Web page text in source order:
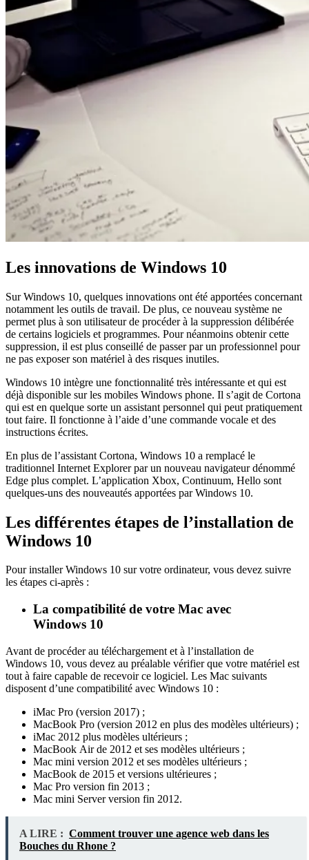
Les innovations de Windows 10
Sur Windows 10, quelques innovations ont été apportées concernant
notamment les outils de travail. De plus, ce nouveau système ne
permet plus à son utilisateur de procéder à la suppression délibérée
de certains logiciels et programmes. Pour néanmoins obtenir cette
suppression, il est plus conseillé de passer par un professionnel pour
ne pas exposer son matériel à des risques inutiles.
Windows 10 intègre une fonctionnalité très intéressante et qui est
déjà disponible sur les mobiles Windows phone. Il s’agit de Cortona
qui est en quelque sorte un assistant personnel qui peut pratiquement
tout faire. Il fonctionne à l’aide d’une commande vocale et des
instructions écrites.
En plus de l’assistant Cortona, Windows 10 a remplacé le
traditionnel Internet Explorer par un nouveau navigateur dénommé
Edge plus complet. L’application Xbox, Continuum, Hello sont
quelques-uns des nouveautés apportées par Windows 10.
Les différentes étapes de l’installation de
Windows 10
Pour installer Windows 10 sur votre ordinateur, vous devez suivre
les étapes ci-après :
La compatibilité de votre Mac avec
Windows 10
Avant de procéder au téléchargement et à l’installation de
Windows 10, vous devez au préalable vérifier que votre matériel est
tout à faire capable de recevoir ce logiciel. Les Mac suivants
disposent d’une compatibilité avec Windows 10 :
iMac Pro (version 2017) ;
MacBook Pro (version 2012 en plus des modèles ultérieurs) ;
iMac 2012 plus modèles ultérieurs ;
MacBook Air de 2012 et ses modèles ultérieurs ;
Mac mini version 2012 et ses modèles ultérieurs ;
MacBook de 2015 et versions ultérieures ;
Mac Pro version fin 2013 ;
Mac mini Server version fin 2012.
A LIRE : Comment trouver une agence web dans les
Bouches du Rhone ?